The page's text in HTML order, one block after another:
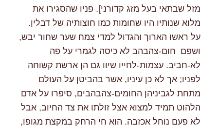
מזל שבתאי בעל מזג קדורני]. פניו שהסגירו את
מלוא שנותיו היו שחומות כמו חוצותיה של דבלין.
על ראשו הארוך והגדול למדי צמח שער שחור יבש,
ושפם חום-צהבהב לא כיסה לגמרי על פה
לא-חביב. עצמות-לחייו שיוו גם הן ארשת קשוחה
לפניו; אך לא כן עיניו, אשר בהביטן על העולם
מתחת לגביניהן החומים-צהבהבים, סיפרו על אדם
הלהוט תמיד למצוא אצל זולתו את צד החיוב, אבל
לא פעם נוחל אכזבה. הוא חי הרחק במקצת מגופו,